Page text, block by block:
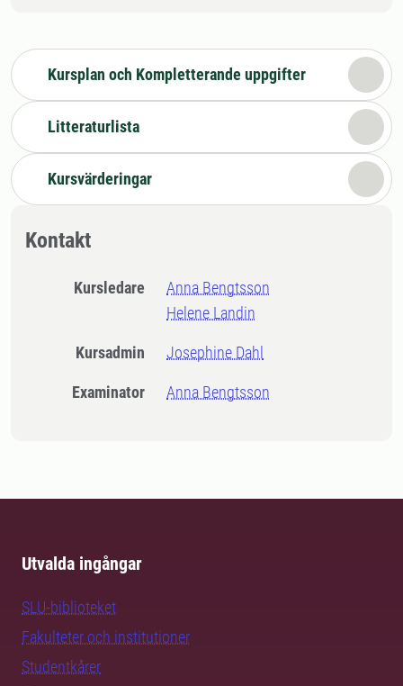
Kursplan och Kompletterande uppgifter
Litteraturlista
Kursvärderingar
Kontakt
Kursledare
Anna Bengtsson
Helene Landin
Kursadmin Josephine Dahl
Examinator Anna Bengtsson
Utvalda ingångar
SLU-biblioteket
Fakulteter och institutioner
Studentkårer